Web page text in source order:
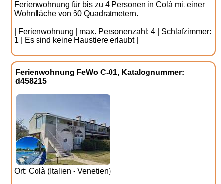
Ferienwohnung für bis zu 4 Personen in Colà mit einer
Wohnfläche von 60 Quadratmetern.
| Ferienwohnung | max. Personenzahl: 4 | Schlafzimmer:
1 | Es sind keine Haustiere erlaubt |
Ferienwohnung FeWo C-01, Katalognummer:
d458215
Ort: Colà (Italien - Venetien)